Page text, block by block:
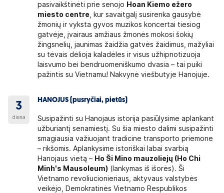
pasivaikštinėti prie senojo Hoan Kiemo ežero
miesto centre , kur savaitgalį susirenka gausybė
žmonių ir vyksta gyvos muzikos koncertai tiesiog
gatvėje, įvairaus amžiaus žmonės mokosi šokių
žingsnelių, jaunimas žaidžia gatvės žaidimus, mažyliai
su tėvais dėlioja kaladėles ir visus užhipnotizuoja
laisvumo bei bendruomeniškumo dvasia – tai puiki
pažintis su Vietnamu! Nakvynė viešbutyje Hanojuje.
3
diena
HANOJUS (pusryčiai, pietūs)
Susipažinti su Hanojaus istorija pasiūlysime aplankant
užburiantį senamiestį. Su šia miesto dalimi susipažinti
smagiausia važiuojant tradicine transporto priemone
– rikšomis. Aplankysime istoriškai labai svarbią
Hanojaus vietą – Ho Ši Mino mauzoliejų (Ho Chi
Minh's Mausoleum) (lankymas iš išorės). Ši
Vietnamo revoliucionieriaus, aktyvaus valstybės
veikėjo, Demokratinės Vietnamo Respublikos